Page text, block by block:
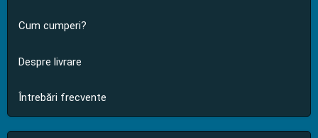
Cum cumperi?
Despre livrare
Întrebări frecvente